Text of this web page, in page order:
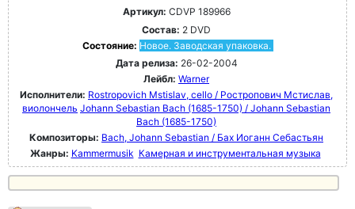
Артикул: CDVP 189966
Состав: 2 DVD
Состояние: Новое. Заводская упаковка.
Дата релиза: 26-02-2004
Лейбл: Warner
Исполнители: Rostropovich Mstislav, cello / Ростропович Мстислав,
виолончель Johann Sebastian Bach (1685-1750) / Johann Sebastian
Bach (1685-1750)
Композиторы: Bach, Johann Sebastian / Бах Иоганн Себастьян
Жанры: Kammermusik Камерная и инструментальная музыка